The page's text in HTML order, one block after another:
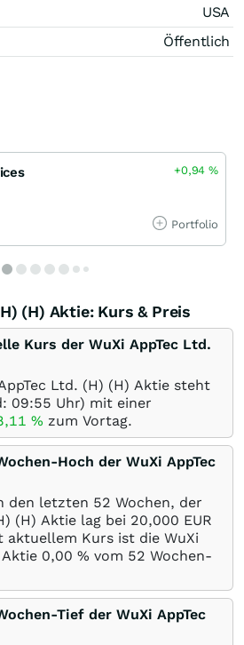
USA
Öffentlich
+0,94%
Portfolio
(H) Aktie: Kurs & Preis
Kurs der WuXi AppTec Ltd.
Ltd. (H) (H) Aktie steht
09:55 Uhr) mit einer
% zum Vortag.
Hoch der WuXi AppTec
den letzten 52 Wochen, der
(H) Aktie lag bei 20,000 EUR
aktuellem Kurs ist die WuXi
0,00 % vom 52 Wochen-
Tief der WuXi AppTec